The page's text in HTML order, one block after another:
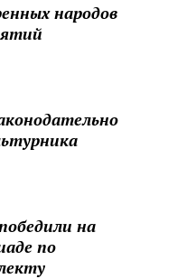
народов
на
по